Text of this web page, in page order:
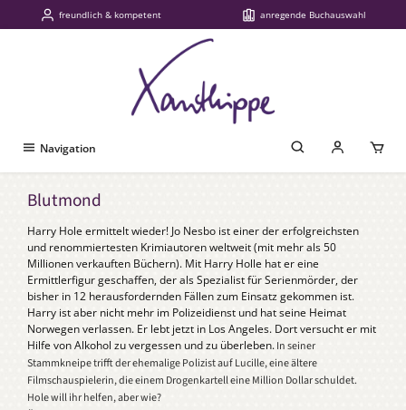
Zum Hauptinhalt springen
freundlich & kompetent anregende Buchauswahl
Navigation
Blutmond
Harry Hole ermittelt wieder! Jo Nesbo ist einer der erfolgreichsten
und renommiertesten Krimiautoren weltweit (mit mehr als 50
Millionen verkauften Büchern). Mit Harry Holle hat er eine
Ermittlerfigur geschaffen, der als Spezialist für Serienmörder, der
bisher in 12 herausfordernden Fällen zum Einsatz gekommen ist.
Harry ist aber nicht mehr im Polizeidienst und hat seine Heimat
Norwegen verlassen. Er lebt jetzt in Los Angeles. Dort versucht er mit
Hilfe von Alkohol zu vergessen und zu überleben.In seiner
Stammkneipe trifft der ehemalige Polizist auf Lucille, eine ältere
Filmschauspielerin, die einem Drogenkartell eine Million Dollar schuldet.
Hole will ihr helfen, aber wie?